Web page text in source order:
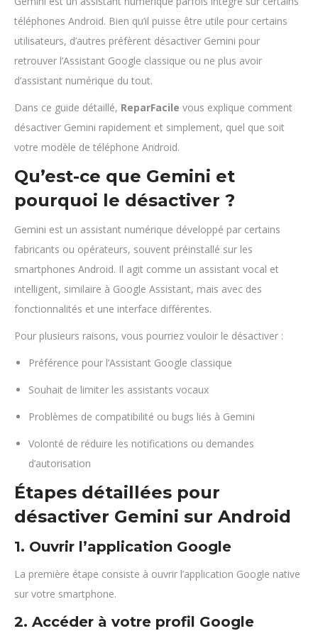
téléphones Android. Bien qu’il puisse être utile pour certains
utilisateurs, d’autres préfèrent désactiver Gemini pour
retrouver l’Assistant Google classique ou ne plus avoir
d’assistant numérique du tout.
Dans ce guide détaillé, ReparFacile vous explique comment
désactiver Gemini rapidement et simplement, quel que soit
votre modèle de téléphone Android.
Qu’est-ce que Gemini et
pourquoi le désactiver ?
Gemini est un assistant numérique développé par certains
fabricants ou opérateurs, souvent préinstallé sur les
smartphones Android. Il agit comme un assistant vocal et
intelligent, similaire à Google Assistant, mais avec des
fonctionnalités et une interface différentes.
Pour plusieurs raisons, vous pourriez vouloir le désactiver :
Préférence pour l’Assistant Google classique
Souhait de limiter les assistants vocaux
Problèmes de compatibilité ou bugs liés à Gemini
Volonté de réduire les notifications ou demandes
d’autorisation
Étapes détaillées pour
désactiver Gemini sur Android
1. Ouvrir l’application Google
La première étape consiste à ouvrir l’application Google native
sur votre smartphone.
2. Accéder à votre profil Google